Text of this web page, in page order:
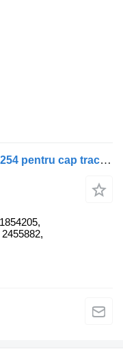
Scania capacul ambreiajului 2302254 pentru cap tractor Scania R440